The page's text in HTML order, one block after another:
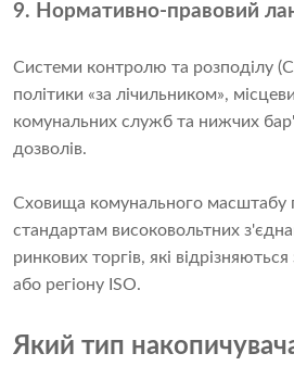
9. Нормативно-правовий
Системи контролю та розподілу
політики «за лічильником»,
комунальних служб та нижчих
дозволів.
Сховища комунального масштабу
стандартам високовольтних
ринкових торгів, які
або регіону ISO.
Який тип накопичувача